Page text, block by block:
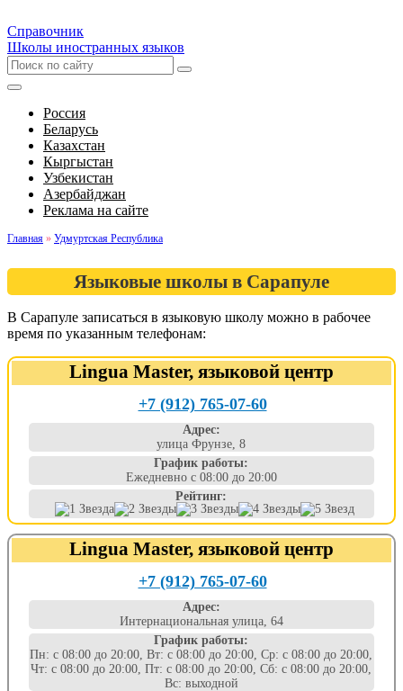
Справочник
Школы иностранных языков
Россия
Беларусь
Казахстан
Кыргыстан
Узбекистан
Азербайджан
Реклама на сайте
Главная » Удмуртская Республика
Языковые школы в Сарапуле
В Сарапуле записаться в языковую школу можно в рабочее
время по указанным телефонам:
Lingua Master, языковой центр
+7 (912) 765-07-60
Адрес:
улица Фрунзе, 8
График работы:
Ежедневно с 08:00 до 20:00
Рейтинг:
Lingua Master, языковой центр
+7 (912) 765-07-60
Адрес:
Интернациональная улица, 64
График работы:
Пн: с 08:00 до 20:00, Вт: с 08:00 до 20:00, Ср: с 08:00 до 20:00,
Чт: с 08:00 до 20:00, Пт: с 08:00 до 20:00, Сб: с 08:00 до 20:00,
Вс: выходной